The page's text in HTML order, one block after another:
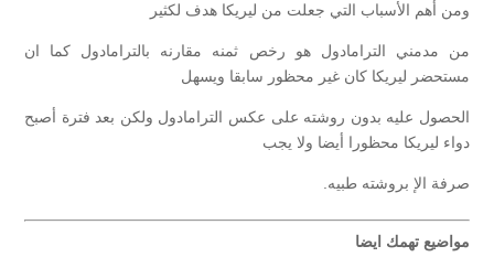
ومن أهم الأسباب التي جعلت من ليريكا هدف لكثير
من مدمني الترامادول هو رخص ثمنه مقارنه بالترامادول كما ان
مستحضر ليريكا كان غير محظور سابقا ويسهل
الحصول عليه بدون روشته على عكس الترامادول ولكن بعد فترة أصبح
دواء ليريكا محظورا أيضا ولا يجب
صرفة الإ بروشته طبيه.
مواضيع تهمك ايضا